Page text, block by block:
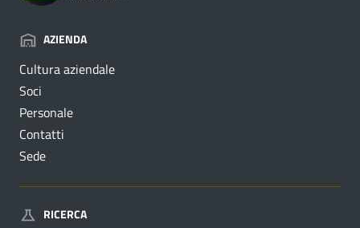
AZIENDA
Cultura aziendale
Soci
Personale
Contatti
Sede
RICERCA